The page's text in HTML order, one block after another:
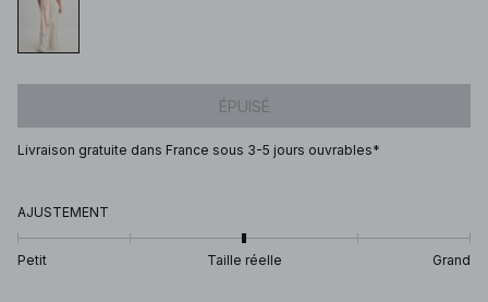
ÉPUISÉ
Livraison gratuite dans France sous 3-5 jours ouvrables*
AJUSTEMENT
Petit Taille réelle Grand